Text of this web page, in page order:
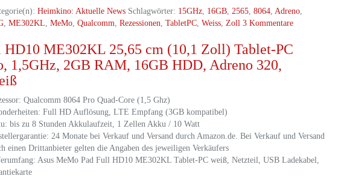
Heimkino: Aktuelle News Schlagwörter: 15GHz, 16GB, 2565, 8064, Adreno,
, ME302KL, MeMo, Qualcomm, Rezessionen, TabletPC, Weiss, Zoll 3 Kommentare
HD10 ME302KL 25,65 cm (10,1 Zoll) Tablet-PC
1,5GHz, 2GB RAM, 16GB HDD, Adreno 320,
Qualcomm 8064 Pro Quad-Core (1,5 Ghz)
Full HD Auflösung, LTE Empfang (3GB kompatibel)
bis zu 8 Stunden Akkulaufzeit, 1 Zellen Akku / 10 Watt
24 Monate bei Verkauf und Versand durch Amazon.de. Bei Verkauf und Versand
einen Drittanbieter gelten die Angaben des jeweiligen Verkäufers
Asus MeMo Pad Full HD10 ME302KL Tablet-PC weiß, Netzteil, USB Ladekabel,